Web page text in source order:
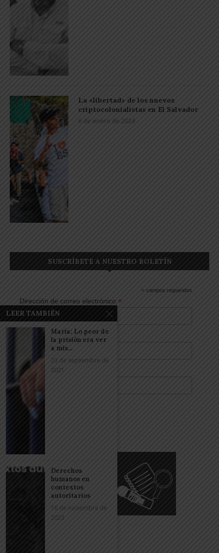
La «libertad» de los nuevos
criptocolonialistas en El Salvador
6 de enero de 2024
SUSCRÍBETE A NUESTRO BOLETÍN
* campos requeridos
Dirección de correo electrónico *
Apellidos
LEER TAMBIÉN
María: Lo peor de
la prisión era ver
a mis...
23 de septiembre de
2021
Derechos
humanos en
contextos
autoritarios
16 de noviembre de
2023